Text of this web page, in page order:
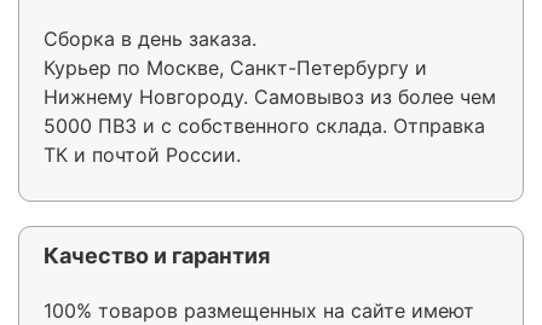
Сборка в день заказа.
Курьер по Москве, Санкт-Петербургу и
Нижнему Новгороду. Самовывоз из более чем
5000 ПВЗ и с собственного склада. Отправка
ТК и почтой России.
Качество и гарантия
100% товаров размещенных на сайте имеют